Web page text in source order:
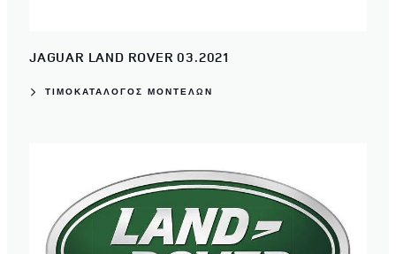
JAGUAR LAND ROVER 03.2021
ΤΙΜΟΚΑΤΑΛΟΓΟΣ ΜΟΝΤΕΛΩΝ